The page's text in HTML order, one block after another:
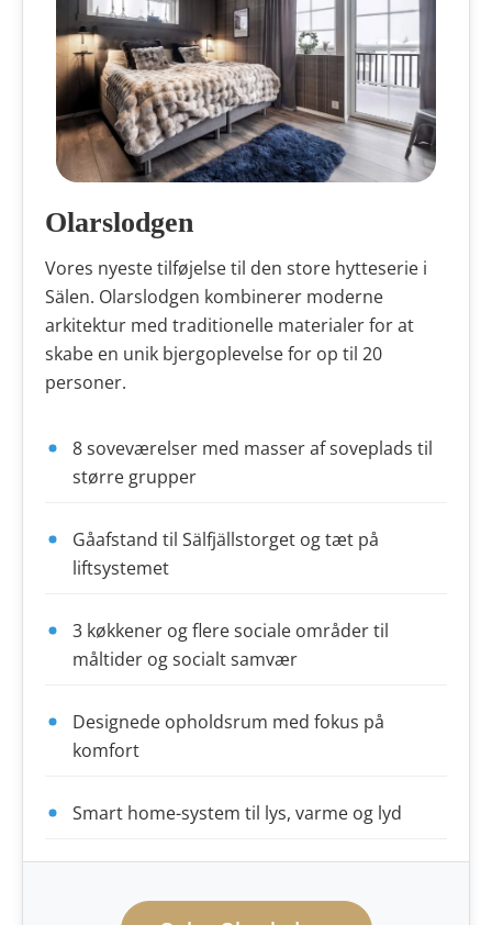
Olarslodgen
Vores nyeste tilføjelse til den store hytteserie i
Sälen. Olarslodgen kombinerer moderne
arkitektur med traditionelle materialer for at
skabe en unik bjergoplevelse for op til 20
personer.
8 soveværelser med masser af soveplads til
større grupper
Gåafstand til Sälfjällstorget og tæt på
liftsystemet
3 køkkener og flere sociale områder til
måltider og socialt samvær
Designede opholdsrum med fokus på
komfort
Smart home-system til lys, varme og lyd